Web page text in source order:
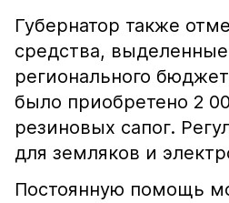
Губернатор также
средства,
регионального
было приобретено 2
резиновых сапог.
для земляков и
Постоянную помощь